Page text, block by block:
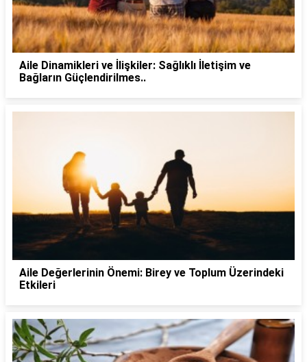
Aile Dinamikleri ve İlişkiler: Sağlıklı İletişim ve
Bağların Güçlendirilmes..
Aile Değerlerinin Önemi: Birey ve Toplum Üzerindeki
Etkileri